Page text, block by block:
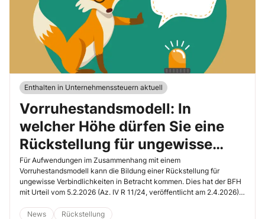
Enthalten in Unternehmenssteuern aktuell
Vorruhestandsmodell: In
welcher Höhe dürfen Sie eine
Rückstellung für ungewisse
Verbindlichkeiten bilden?
Für Aufwendungen im Zusammenhang mit einem
Vorruhestandsmodell kann die Bildung einer Rückstellung für
ungewisse Verbindlichkeiten in Betracht kommen. Dies hat der BFH
mit Urteil vom 5.2.2026 (Az. IV R 11/24, veröffentlicht am 2.4.2026)
News
Rückstellung